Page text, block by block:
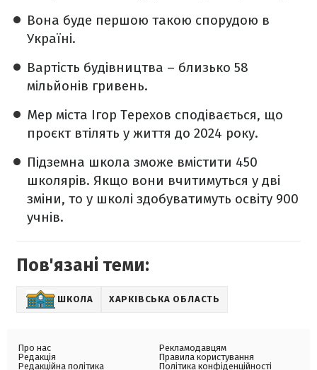
Вона буде першою такою спорудою в
Україні.
Вартість будівництва – близько 58
мільйонів гривень.
Мер міста Ігор Терехов сподівається, що
проєкт втілять у життя до 2024 року.
Підземна школа зможе вмістити 450
школярів. Якщо вони вчитимуться у дві
зміни, то у школі здобуватимуть освіту 900
учнів.
Пов'язані теми:
ШКОЛА ХАРКІВСЬКА ОБЛАСТЬ
Про нас
Редакція
Редакційна політика
Рекламодавцям
Правила користування
Політика конфіденційності